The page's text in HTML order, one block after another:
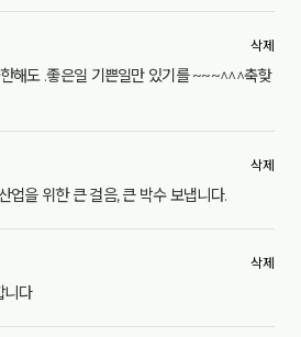
삭제
해도 .좋은일 기쁜일만 있기를 ~~~^^^축핮
삭제
업을 위한 큰 걸음, 큰 박수 보냅니다.
삭제
니다